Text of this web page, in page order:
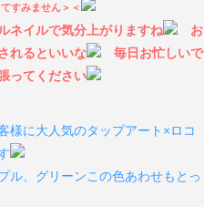
すみません＞＜
ネイルで気分上がりますね
お
れるといいな
毎日お忙しいで
ってください
様に大人気のタップアート×ロコ
ル、グリーンこの色あわせもとっ